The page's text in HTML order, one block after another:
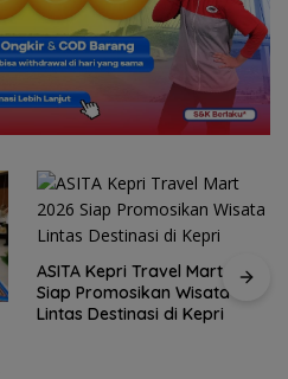
ASITA Kepri Travel Mart 2026
Siap Promosikan Wisata
Lintas Destinasi di Kepri